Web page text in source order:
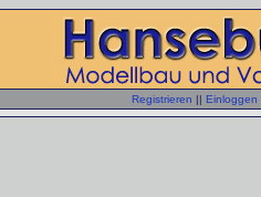
Registrieren || Einloggen